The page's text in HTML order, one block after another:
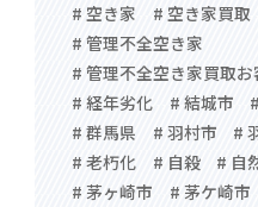
# 空き家
# 空き家買取
# 管理不全空き家
# 管理不全空き家買取
# 経年劣化
# 結城市
# 群馬県
# 羽村市 #
# 老朽化
# 自殺 # 自
# 茅ヶ崎市
# 茅ケ崎市